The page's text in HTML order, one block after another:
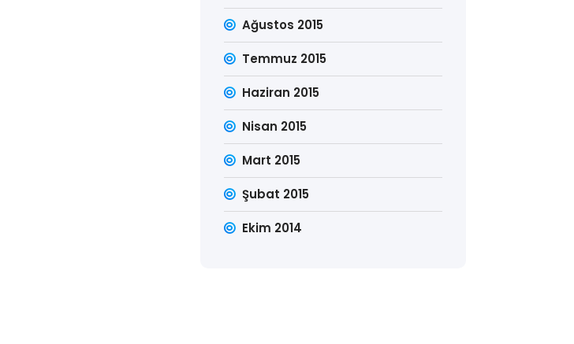
Ağustos 2015
Temmuz 2015
Haziran 2015
Nisan 2015
Mart 2015
Şubat 2015
Ekim 2014